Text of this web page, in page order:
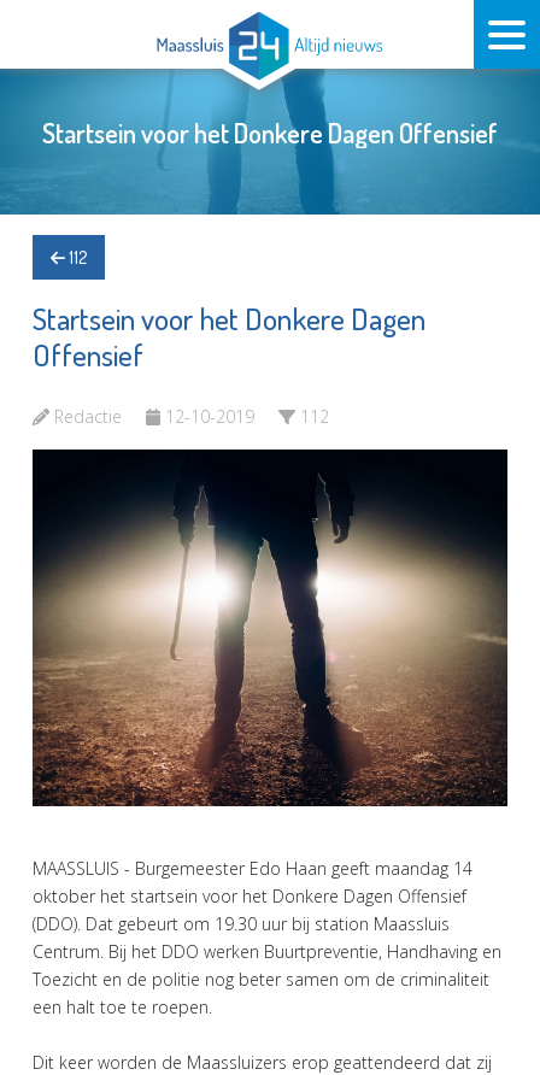
Startsein voor het Donkere Dagen Offensief
112
Startsein voor het Donkere Dagen
Offensief
Redactie 12-10-2019 112
MAASSLUIS - Burgemeester Edo Haan geeft maandag 14
oktober het startsein voor het Donkere Dagen Offensief
(DDO). Dat gebeurt om 19.30 uur bij station Maassluis
Centrum. Bij het DDO werken Buurtpreventie, Handhaving en
Toezicht en de politie nog beter samen om de criminaliteit
een halt toe te roepen.
Dit keer worden de Maassluizers erop geattendeerd dat zij